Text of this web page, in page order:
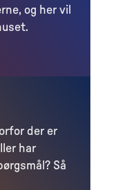
og her vil
der er
har
Så